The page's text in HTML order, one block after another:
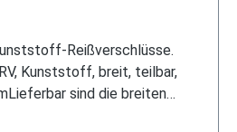
Reißverschlüsse.
sind die breiten